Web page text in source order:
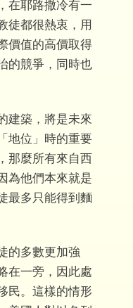
在耶路撒冷有一
徒都很熱衷，用
價值的高價取得
的競爭，同時也
建築，將是未來
地位」時的重要
那麼所有來自西
為他們本來就是
最多只能得到麵
的多數更加強
在一旁，因此處
民。這樣的情形